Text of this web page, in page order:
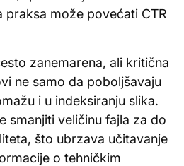
može povećati CTR
zanemarena, ali kritična
ne samo da poboljšavaju
i u indeksiranju slika.
smanjiti veličinu fajla za do
što ubrzava učitavanje
o tehničkim